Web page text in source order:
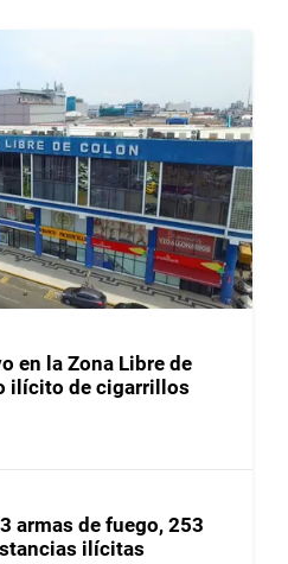
en la Zona Libre de
ilícito de cigarrillos
armas de fuego, 253
ilícitas